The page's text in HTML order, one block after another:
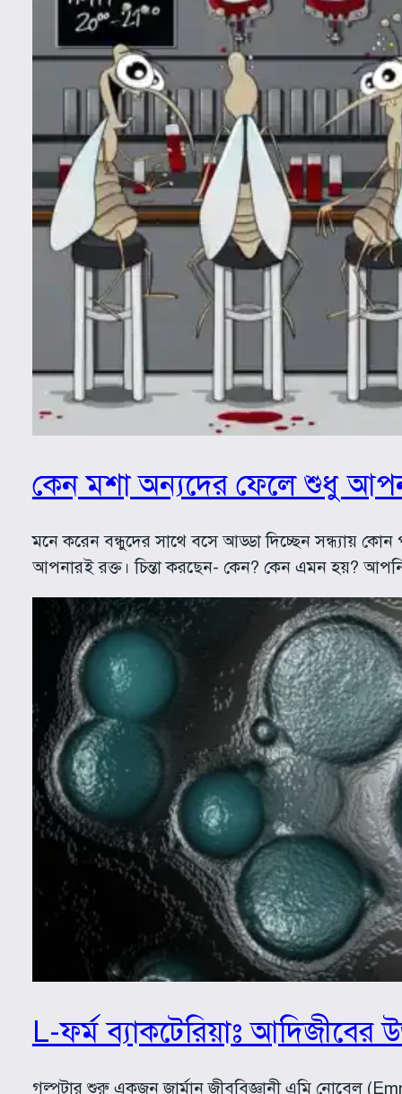
কেন মশা অন্যদের ফেলে শুধু
মনে করেন বন্ধুদের সাথে বসে আড্ডা দিচ্ছেন সন্ধ্যায়
আপনারই রক্ত। চিন্তা করছেন- কেন? কেন এমন হয়?
L-ফর্ম ব্যাকটেরিয়াঃ
গল্পটার শুরু একজন জার্মান জীববিজ্ঞানী এমি নোবেল